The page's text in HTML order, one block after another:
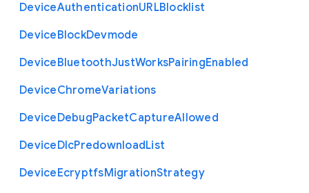
DeviceAuthenticationURLBlocklist
DeviceBlockDevmode
DeviceBluetoothJustWorksPairingEnabled
DeviceChromeVariations
DeviceDebugPacketCaptureAllowed
DeviceDlcPredownloadList
DeviceEcryptfsMigrationStrategy